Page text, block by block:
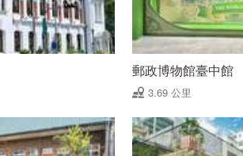
郵政博物館臺中館
3.69 公里